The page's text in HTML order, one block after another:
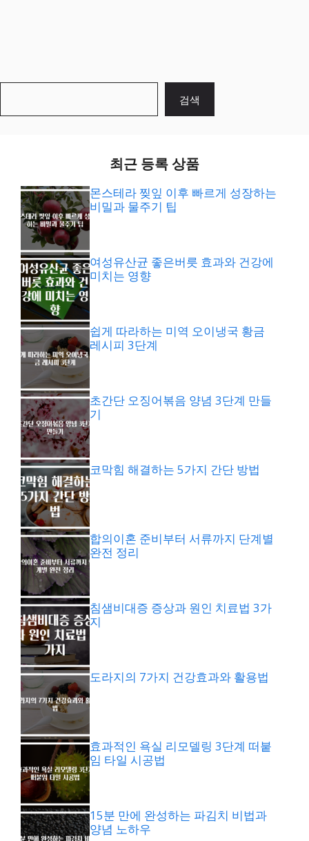
검색
최근 등록 상품
몬스테라 찢잎 이후 빠르게 성장하는
비밀과 물주기 팁
여성유산균 좋은버릇 효과와 건강에
미치는 영향
쉽게 따라하는 미역 오이냉국 황금
레시피 3단계
초간단 오징어볶음 양념 3단계 만들
기
코막힘 해결하는 5가지 간단 방법
합의이혼 준비부터 서류까지 단계별
완전 정리
침샘비대증 증상과 원인 치료법 3가
지
도라지의 7가지 건강효과와 활용법
효과적인 욕실 리모델링 3단계 떠붙
임 타일 시공법
15분 만에 완성하는 파김치 비법과
양념 노하우